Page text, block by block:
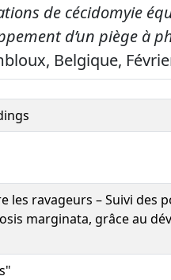
de cécidomyie
d’un piège à
Belgique,
les ravageurs – Suivi des
marginata, grâce au